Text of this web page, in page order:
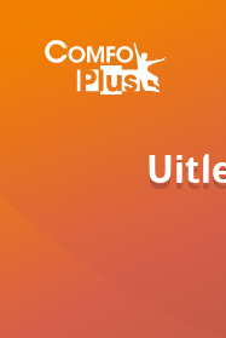
navigatieComfoPlus